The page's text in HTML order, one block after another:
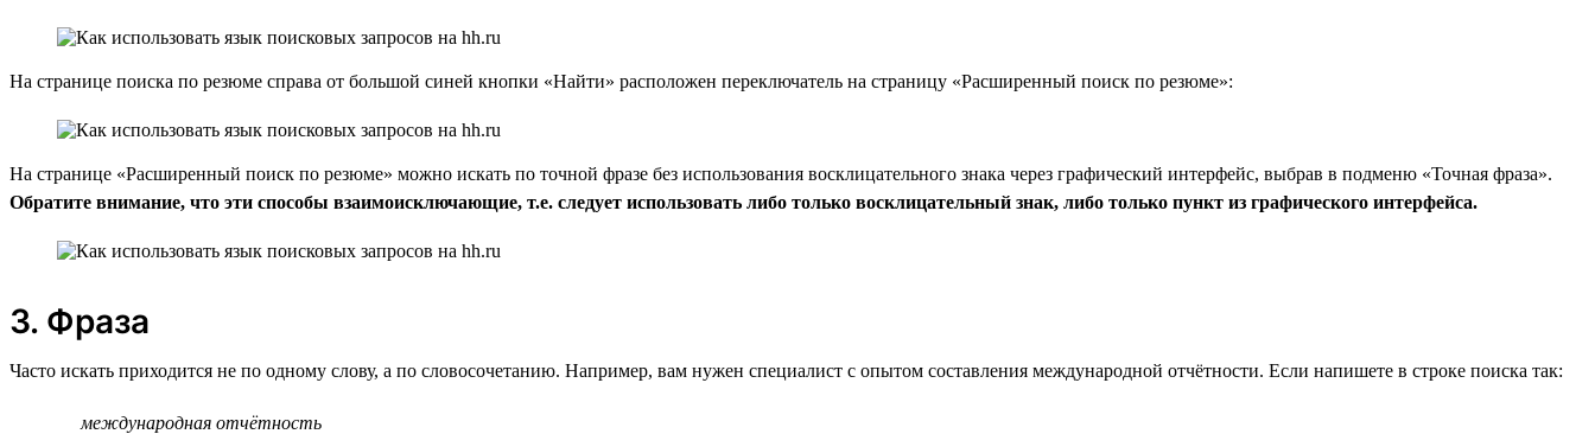
На странице поиска по резюме справа от большой синей кнопки «Найти» расположен переключатель на страницу «Расширенный поиск по резюме»:
На странице «Расширенный поиск по резюме» можно искать по точной фразе без использования восклицательного знака через графический интерфейс, выбрав в подменю «Точная фраза».
Обратите внимание, что эти способы взаимоисключающие, т.е. следует использовать либо только восклицательный знак, либо только пункт из графического интерфейса.
3. Фраза
Часто искать приходится не по одному слову, а по словосочетанию. Например, вам нужен специалист с опытом составления международной отчётности. Если напишете в строке поиска так:
международная отчётность